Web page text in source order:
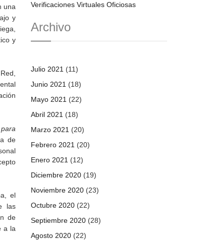
una
y
y
de
el
las
de
a la
Verificaciones Virtuales Oficiosas
Archivo
Julio 2021 (11)
Junio 2021 (18)
Mayo 2021 (22)
Abril 2021 (18)
Marzo 2021 (20)
Febrero 2021 (20)
Enero 2021 (12)
Diciembre 2020 (19)
Noviembre 2020 (23)
Octubre 2020 (22)
Septiembre 2020 (28)
Agosto 2020 (22)